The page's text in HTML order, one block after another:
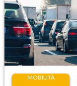
MOBILITÀ